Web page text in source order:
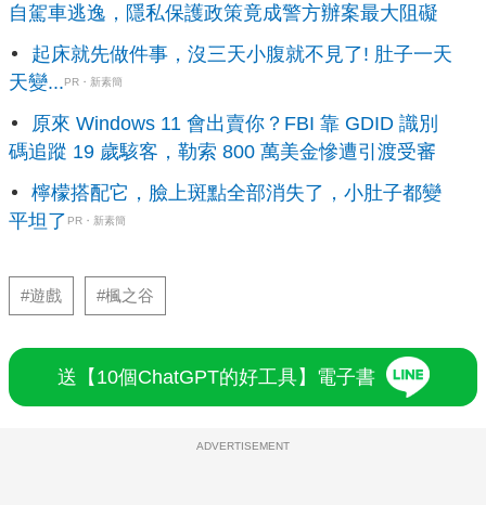
自駕車逃逸，隱私保護政策竟成警方辦案最大阻礙
起床就先做件事，沒三天小腹就不見了! 肚子一天
天變...PR・新素簡
原來 Windows 11 會出賣你？FBI 靠 GDID 識別
碼追蹤 19 歲駭客，勒索 800 萬美金慘遭引渡受審
檸檬搭配它，臉上斑點全部消失了，小肚子都變
平坦了 PR・新素簡
#遊戲 #楓之谷
送【10個ChatGPT的好工具】電子書
ADVERTISEMENT